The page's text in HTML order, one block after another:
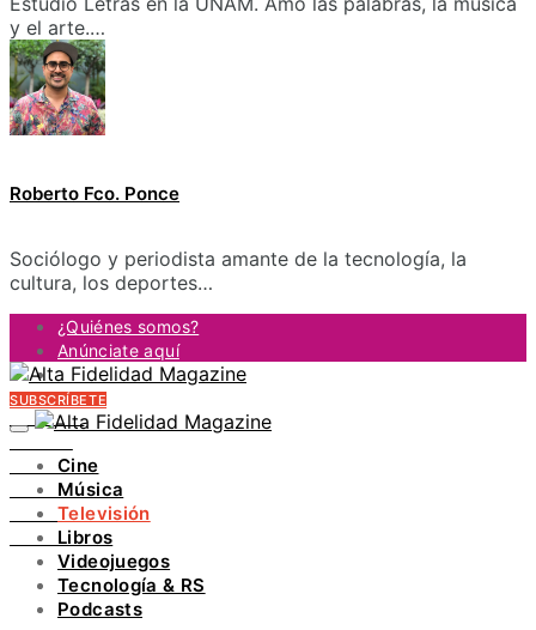
y el arte.…
Roberto Fco. Ponce
Sociólogo y periodista amante de la tecnología, la
cultura, los deportes…
¿Quiénes somos?
Anúnciate aquí
Contacto
FACEBOOK
INSTAGRAM
PINTEREST
YOUTUBE
LINKEDIN
SUBSCRÍBETE
Cine
Música
Televisión
Libros
Videojuegos
Tecnología & RS
Podcasts